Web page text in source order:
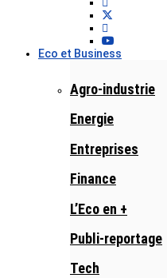
Eco et Business
Agro-industrie
Energie
Entreprises
Finance
L’Eco en +
Publi-reportage
Tech